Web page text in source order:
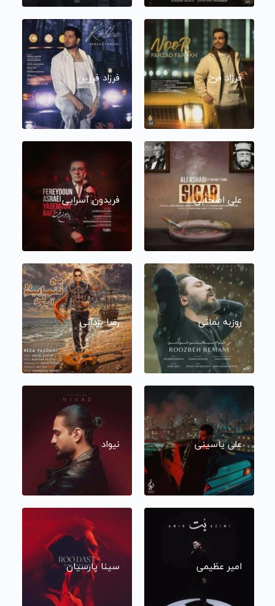
فرزاد فرخ فرزاد فرزین
علی اصحابی فریدون آسرایی
روزبه بمانی رضا یزدانی
علی یاسینی نیواد
امیر عظیمی سینا پارسیان